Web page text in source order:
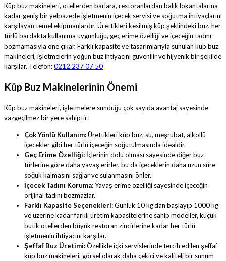
Küp buz makineleri, otellerden barlara, restoranlardan balık lokantalarına
kadar geniş bir yelpazede işletmenin içecek servisi ve soğutma ihtiyaçlarını
karşılayan temel ekipmanlardır. Ürettikleri kesilmiş küp şeklindeki buz, her
türlü bardakta kullanıma uygunluğu, geç erime özelliği ve içeceğin tadını
bozmamasıyla öne çıkar. Farklı kapasite ve tasarımlarıyla sunulan küp buz
makineleri, işletmelerin yoğun buz ihtiyacını güvenilir ve hijyenik bir şekilde
karşılar. Telefon:0212 237 07 50
Küp Buz Makinelerinin Önemi
Küp buz makineleri, işletmelere sunduğu çok sayıda avantaj sayesinde
vazgeçilmez bir yere sahiptir:
Çok Yönlü Kullanım:Ürettikleri küp buz, su, meşrubat, alkollü
içecekler gibi her türlü içeceğin soğutulmasında idealdir.
Geç Erime Özelliği: İçlerinin dolu olması sayesinde diğer buz
türlerine göre daha yavaş erirler, bu da içeceklerin daha uzun süre
soğuk kalmasını sağlar ve sulanmasını önler.
İçecek Tadını Koruma:Yavaş erime özelliği sayesinde içeceğin
orijinal tadını bozmazlar.
Farklı Kapasite Seçenekleri:Günlük 10 kg'dan başlayıp 1000 kg
ve üzerine kadar farklı üretim kapasitelerine sahip modeller, küçük
butik otellerden büyük restoran zincirlerine kadar her türlü
işletmenin ihtiyacını karşılar.
Şeffaf Buz Üretimi:Özellikle içki servislerinde tercih edilen şeffaf
küp buz makineleri, görsel olarak daha çekici ve kaliteli bir sunum